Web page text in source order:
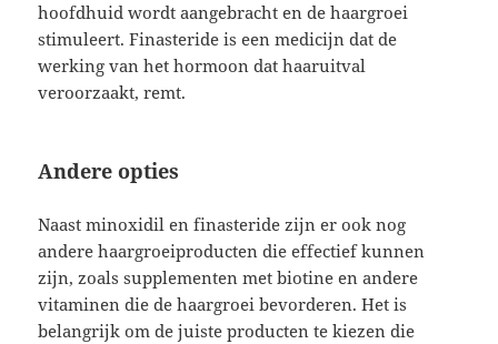
hoofdhuid wordt aangebracht en de haargroei
stimuleert. Finasteride is een medicijn dat de
werking van het hormoon dat haaruitval
veroorzaakt, remt.
Andere opties
Naast minoxidil en finasteride zijn er ook nog
andere haargroeiproducten die effectief kunnen
zijn, zoals supplementen met biotine en andere
vitaminen die de haargroei bevorderen. Het is
belangrijk om de juiste producten te kiezen die